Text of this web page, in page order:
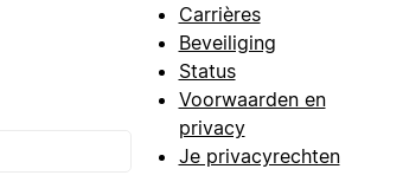
Carrières
Beveiliging
Status
Voorwaarden en
privacy
Je privacyrechten